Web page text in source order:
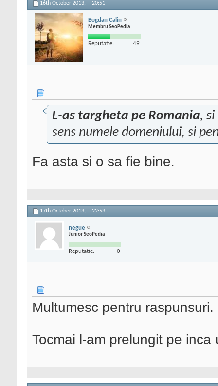
16th October 2013, 20:51
Bogdan Calin
Membru SeoPedia
Reputatie: 49
L-as targheta pe Romania,
sens numele domeniului, si
Fa asta si o sa fie bine.
17th October 2013, 22:53
negue
Junior SeoPedia
Reputatie: 0
Multumesc pentru raspunsuri.
Tocmai l-am prelungit pe